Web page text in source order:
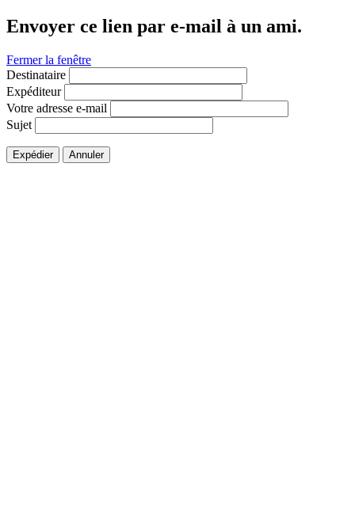
Envoyer ce lien par e-mail à un ami.
Fermer la fenêtre
Destinataire
Expéditeur
Votre adresse e-mail
Sujet
Expédier Annuler